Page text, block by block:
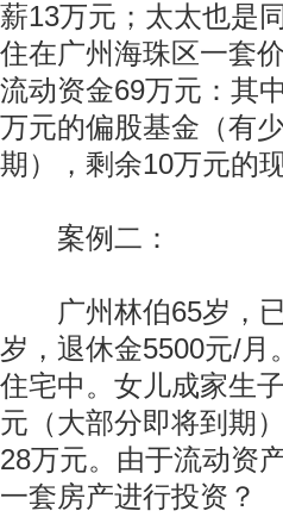
薪13万元；太太也是
住在广州海珠区一套
流动资金69万元：其
万元的偏股基金（有
期），剩余10万元的
案例二：
广州林伯65岁，已
岁，退休金5500元/月
住宅中。女儿成家生
元（大部分即将到期
28万元。由于流动资
一套房产进行投资？